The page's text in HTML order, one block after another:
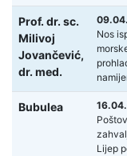
Prof. dr. sc.
Milivoj
Jovančević,
dr. med.
Nos
Bubulea
Lijep